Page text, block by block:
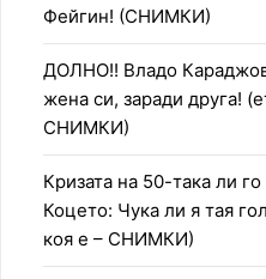
Фейгин! (СНИМКИ)
ДОЛНО!! Владо Караджов
жена си, заради друга!
СНИМКИ)
Кризата на 50-така ли
Коцето: Чука ли я тая
коя е – СНИМКИ)